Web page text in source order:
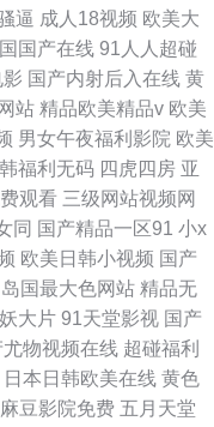
逼 成人18视频 欧美大
国产在线 91人人超碰
国产内射后入在线 黄
站 精品欧美精品v 欧美
男女午夜福利影院 欧美
福利无码 四虎四房 亚
观看 三级网站视频网
同 国产精品一区91 小x
欧美日韩小视频 国产
岛国最大色网站 精品无
大片 91天堂影视 国产
尤物视频在线 超碰福利
日本日韩欧美在线 黄色
麻豆影院免费 五月天堂